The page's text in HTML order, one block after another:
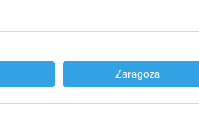
Zaragoza